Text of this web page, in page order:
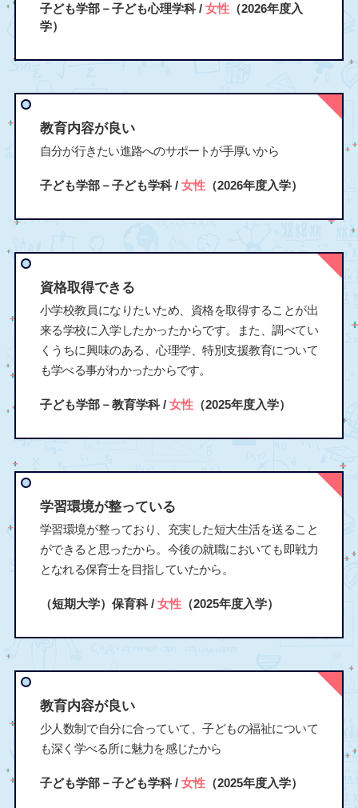
子ども学部－子ども心理学科 / 女性（2026年度入
学）
教育内容が良い
自分が行きたい進路へのサポートが手厚いから
子ども学部－子ども学科 / 女性（2026年度入学）
資格取得できる
小学校教員になりたいため、資格を取得することが出
来る学校に入学したかったからです。また、調べてい
くうちに興味のある、心理学、特別支援教育について
も学べる事がわかったからです。
子ども学部－教育学科 / 女性（2025年度入学）
学習環境が整っている
学習環境が整っており、充実した短大生活を送ること
ができると思ったから。今後の就職においても即戦力
となれる保育士を目指していたから。
（短期大学）保育科 / 女性（2025年度入学）
教育内容が良い
少人数制で自分に合っていて、子どもの福祉について
も深く学べる所に魅力を感じたから
子ども学部－子ども学科 / 女性（2025年度入学）